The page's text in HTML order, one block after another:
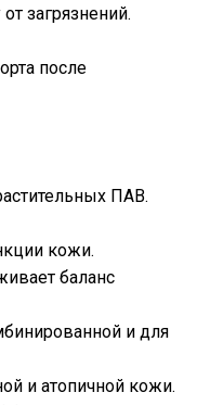
загрязнений.
после
ПАВ.
кожи.
баланс
и для
и атопичной кожи.